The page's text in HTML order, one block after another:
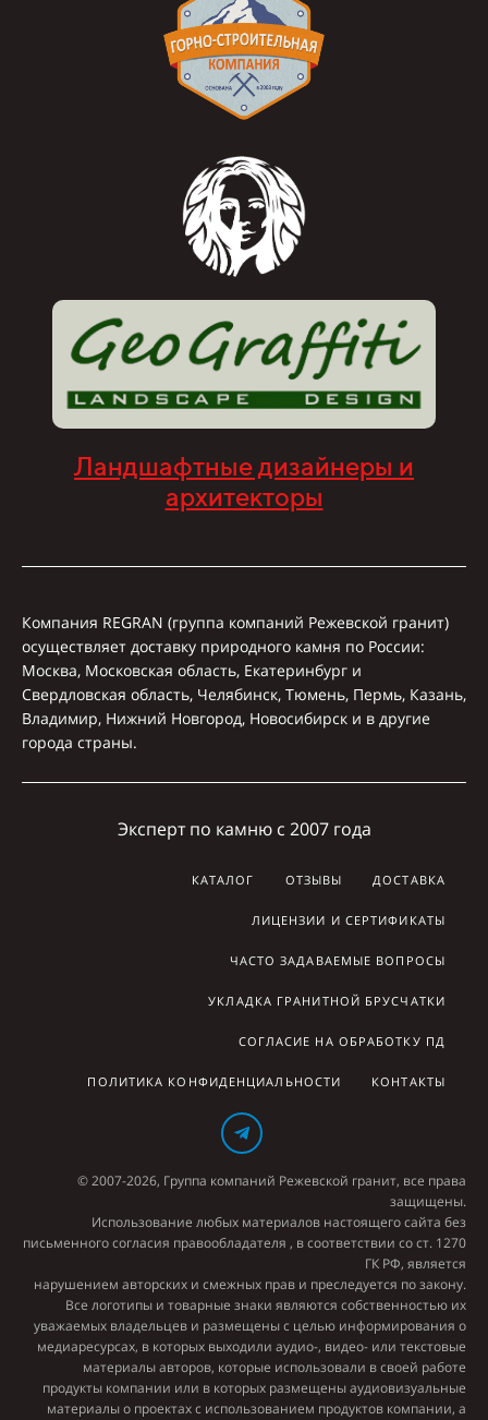
Ландшафтные дизайнеры и
архитекторы
Компания REGRAN (группа компаний Режевской гранит)
осуществляет доставку природного камня по России:
Москва, Московская область, Екатеринбург и
Свердловская область, Челябинск, Тюмень, Пермь, Казань,
Владимир, Нижний Новгород, Новосибирск и в другие
города страны.
Эксперт по камню с 2007 года
КАТАЛОГ ОТЗЫВЫ ДОСТАВКА
ЛИЦЕНЗИИ И СЕРТИФИКАТЫ
ЧАСТО ЗАДАВАЕМЫЕ ВОПРОСЫ
УКЛАДКА ГРАНИТНОЙ БРУСЧАТКИ
СОГЛАСИЕ НА ОБРАБОТКУ ПД
ПОЛИТИКА КОНФИДЕНЦИАЛЬНОСТИ КОНТАКТЫ
© 2007-2026, Группа компаний Режевской гранит, все права
защищены.
Использование любых материалов настоящего сайта без
письменного согласия правообладателя , в соответствии со ст. 1270
ГК РФ, является
нарушением авторских и смежных прав и преследуется по закону.
Все логотипы и товарные знаки являются собственностью их
уважаемых владельцев и размещены с целью информирования о
медиаресурсах, в которых выходили аудио-, видео- или текстовые
материалы авторов, которые использовали в своей работе
продукты компании или в которых размещены аудиовизуальные
материалы о проектах с использованием продуктов компании, а